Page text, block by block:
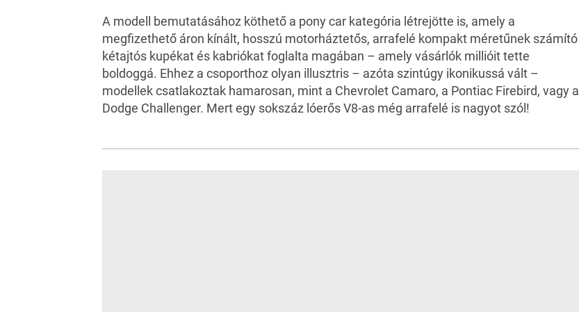
A modell bemutatásához köthető a pony car kategória létrejötte is, amely a
megfizethető áron kínált, hosszú motorháztetős, arrafelé kompakt méretűnek számító
kétajtós kupékat és kabriókat foglalta magában – amely vásárlók millióit tette
boldoggá. Ehhez a csoporthoz olyan illusztris – azóta szintúgy ikonikussá vált –
modellek csatlakoztak hamarosan, mint a Chevrolet Camaro, a Pontiac Firebird, vagy a
Dodge Challenger. Mert egy sokszáz lóerős V8-as még arrafelé is nagyot szól!